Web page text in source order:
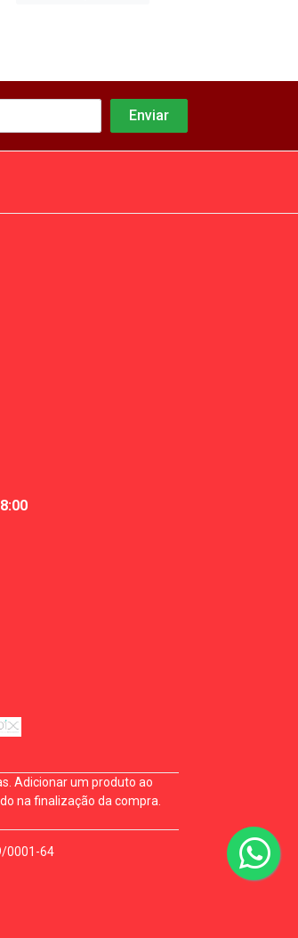
Adicionar um produto ao
na finalização da compra.
0001-64